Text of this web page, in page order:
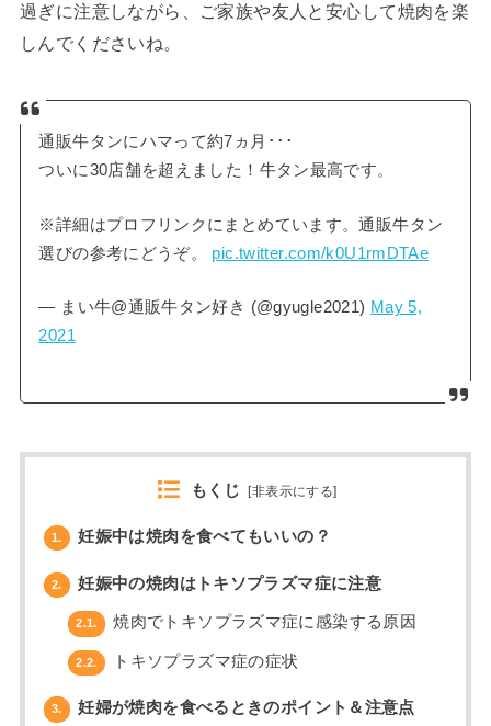
過ぎに注意しながら、ご家族や友人と安心して焼肉を楽
しんでくださいね。
通販牛タンにハマって約7ヵ月･･･
ついに30店舗を超えました！牛タン最高です。
※詳細はプロフリンクにまとめています。通販牛タン
選びの参考にどうぞ。 pic.twitter.com/k0U1rmDTAe
— まい牛@通販牛タン好き (@gyugle2021) May 5,
2021
もくじ [非表示にする]
1. 妊娠中は焼肉を食べてもいいの？
2. 妊娠中の焼肉はトキソプラズマ症に注意
2.1. 焼肉でトキソプラズマ症に感染する原因
2.2. トキソプラズマ症の症状
3. 妊婦が焼肉を食べるときのポイント＆注意点